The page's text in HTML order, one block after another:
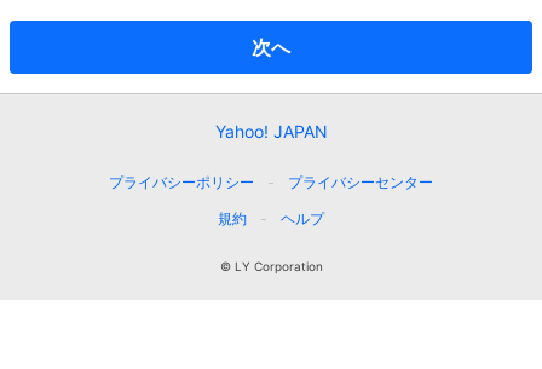
次へ
Yahoo! JAPAN
プライバシーポリシー
プライバシーセンター
規約
ヘルプ
© LY Corporation